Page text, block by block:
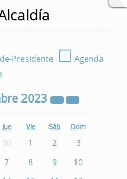
Presidente ☐ Agenda
2023
Jue Vie Sáb Dom
30 1 2
3
7 8 9
10